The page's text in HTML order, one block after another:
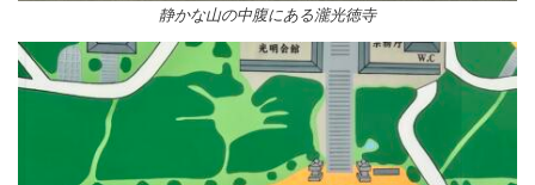
静かな山の中腹にある瀧光徳寺